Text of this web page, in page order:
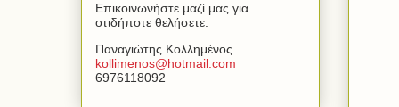
Επικοινωνήστε μαζί μας για
οτιδήποτε θελήσετε.
Παναγιώτης Κολλημένος
kollimenos@hotmail com
6976118092